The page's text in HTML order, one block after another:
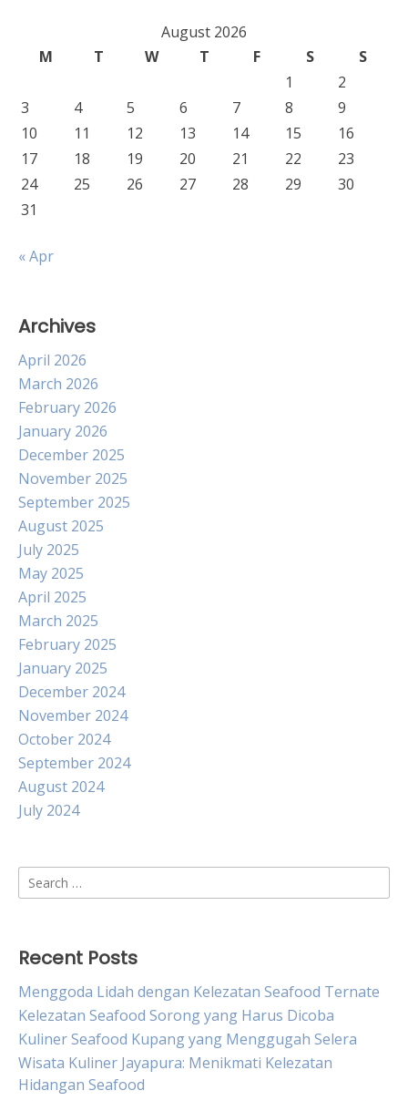
August 2026
M
T W T F S
S
1
2
3
4 5 6 7 8
9
10
11 12 13 14 15
16
17
18 19 20 21 22
23
24
25 26 27 28 29
30
31
« Apr
Archives
April 2026
March 2026
February 2026
January 2026
December 2025
November 2025
September 2025
August 2025
July 2025
May 2025
April 2025
March 2025
February 2025
January 2025
December 2024
November 2024
October 2024
September 2024
August 2024
July 2024
Search
for:
Recent Posts
Menggoda Lidah dengan Kelezatan Seafood Ternate
Kelezatan Seafood Sorong yang Harus Dicoba
Kuliner Seafood Kupang yang Menggugah Selera
Wisata Kuliner Jayapura: Menikmati Kelezatan
Hidangan Seafood